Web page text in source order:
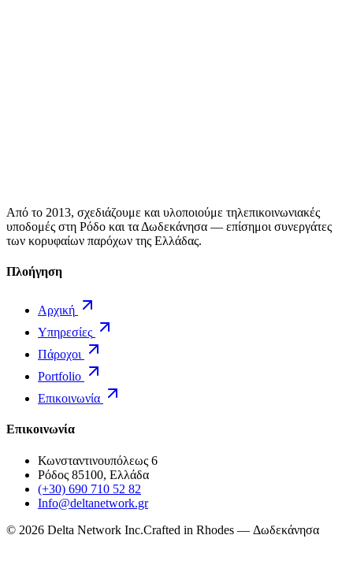
Από το 2013, σχεδιάζουμε και υλοποιούμε τηλεπικοινωνιακές
υποδομές στη Ρόδο και τα Δωδεκάνησα — επίσημοι συνεργάτες
των κορυφαίων παρόχων της Ελλάδας.
Πλοήγηση
Αρχική
Υπηρεσίες
Πάροχοι
Portfolio
Επικοινωνία
Επικοινωνία
Κωνσταντινουπόλεως 6
Ρόδος 85100, Ελλάδα
(+30) 690 710 52 82
Info@deltanetwork.gr
© 2026 Delta Network Inc.Crafted in Rhodes — Δωδεκάνησα